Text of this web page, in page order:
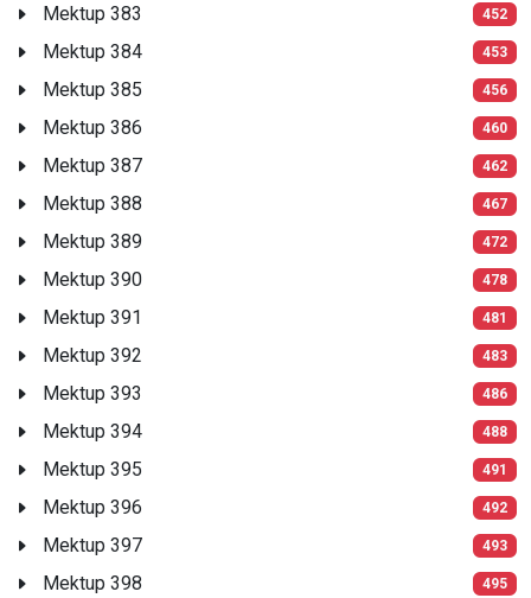
Mektup 383 452
Mektup 384 453
Mektup 385 456
Mektup 386 460
Mektup 387 462
Mektup 388 467
Mektup 389 472
Mektup 390 478
Mektup 391 481
Mektup 392 483
Mektup 393 486
Mektup 394 488
Mektup 395 491
Mektup 396 492
Mektup 397 493
Mektup 398 495